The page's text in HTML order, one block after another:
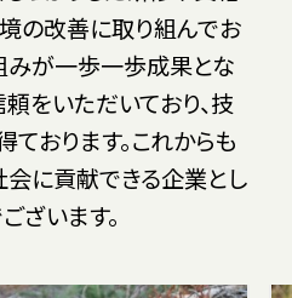
の改善に取り組んでお
みが一歩一歩成果とな
頼をいただいており、技
おります。これからも
に貢献できる企業とし
ざいます。